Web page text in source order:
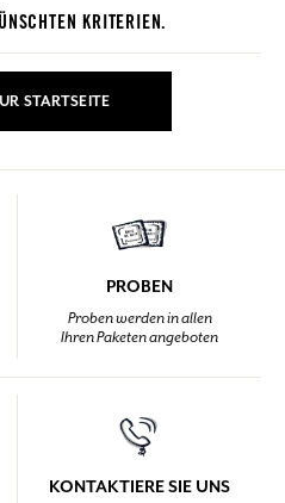
KRITERIEN.
STARTSEITE
PROBEN
Proben werden in allen
Ihren Paketen angeboten
KONTAKTIERE SIE UNS